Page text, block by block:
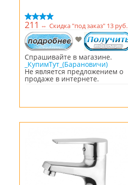
211 ⇔ Скидка "под заказ" 13 руб.
Спрашивайте в магазине.
_КупимТут_(Барановичи)
Не является предложением о
продаже в интернете.